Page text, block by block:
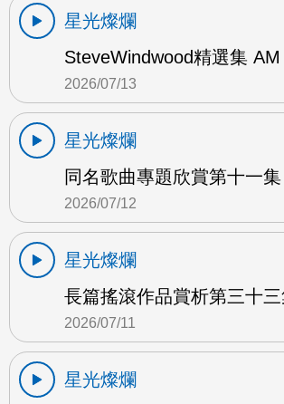
星光燦爛
SteveWindwood精選集 AM
2026/07/13
星光燦爛
同名歌曲專題欣賞第十一
2026/07/12
星光燦爛
長篇搖滾作品賞析第三十
2026/07/11
星光燦爛